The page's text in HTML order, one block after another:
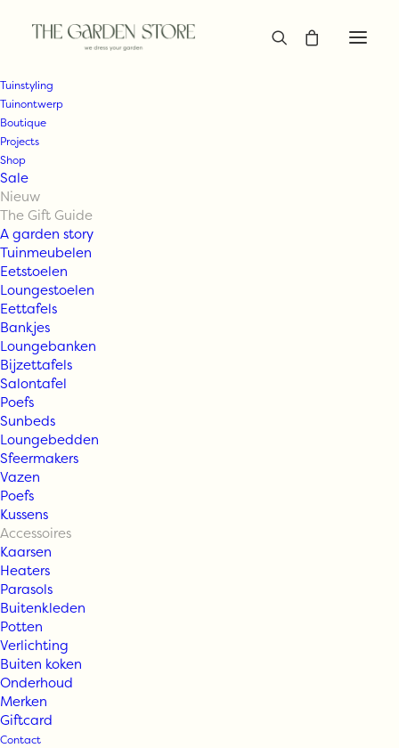
Tuinstyling
Tuinontwerp
Boutique
Projects
Shop
Sale
Nieuw
The Gift Guide
A garden story
Tuinmeubelen
Eetstoelen
Loungestoelen
Eettafels
Bankjes
Loungebanken
Bijzettafels
Salontafel
Poefs
Sunbeds
Loungebedden
Sfeermakers
Vazen
Poefs
Kussens
Accessoires
Kaarsen
Heaters
Parasols
Buitenkleden
Potten
Verlichting
Buiten koken
Onderhoud
Merken
Giftcard
Contact
TineKhome –
KERSTSTRIK |
GERECYCLED
KATOEN | 17 X
10 CM –